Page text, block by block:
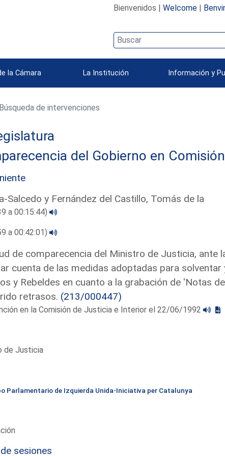
Bienvenidos | Welcome|
la Cámara La Institución Información y
Búsqueda de intervenciones
del Gobierno en
Salcedo y Fernández del Castillo, Tomás de la
a 00:15:44)
a 00:42:01)
de comparecencia del Ministro de Justicia, ante
cuenta de las medidas adoptadas para
y Rebeldes en cuanto a la grabación de 'Notas
retrasos. (213/000447)
en la Comisión de Justicia e Interior el 22/06/1992
de Justicia
Parlamentario de Izquierda Unida-Iniciativa per Catalunya
sesiones